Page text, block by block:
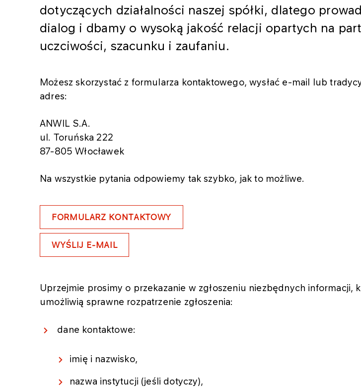
dotyczących działalności naszej spółki, dlatego
dialog i dbamy o wysoką jakość relacji opartych na
uczciwości, szacunku i zaufaniu.
Możesz skorzystać z formularza kontaktowego, wysłać e-mail lub
adres:
ANWIL S.A.
ul. Toruńska 222
87-805 Włocławek
Na wszystkie pytania odpowiemy tak szybko, jak to możliwe.
FORMULARZ KONTAKTOWY
WYŚLIJ E-MAIL
Uprzejmie prosimy o przekazanie w zgłoszeniu niezbędnych informacji,
umożliwią sprawne rozpatrzenie zgłoszenia:
dane kontaktowe:
imię i nazwisko,
nazwa instytucji (jeśli dotyczy),